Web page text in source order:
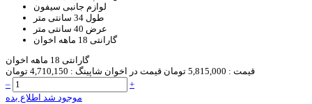
لوازم جانبی سیفون
طول 34 سانتی متر
عرض 40 سانتی متر
گارانتی 18 ماهه اخوان
گارانتی 18 ماهه اخوان
قیمت : 5,815,000 تومان قیمت در اخوان شاپینگ : 4,710,150 تومان
–
+
موجود شد اطلاع بده